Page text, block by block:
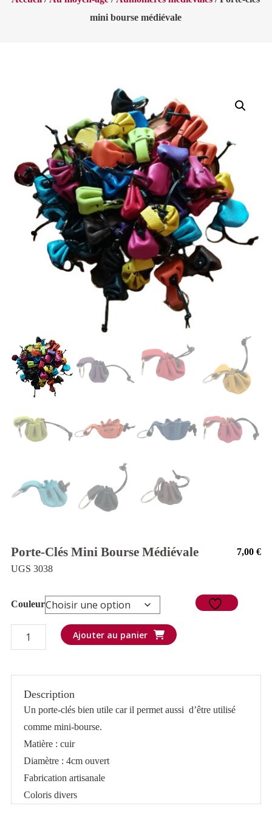
mini bourse médiévale
Porte-Clés Mini Bourse Médiévale 7,00€
UGS 3038
Couleur
quantité
de
mini
Ajouter au panier
Description
Un porte-clés bien utile car il permet aussi d’être utilisé
comme mini-bourse.
Matière : cuir
Diamètre : 4cm ouvert
Fabrication artisanale
Coloris divers